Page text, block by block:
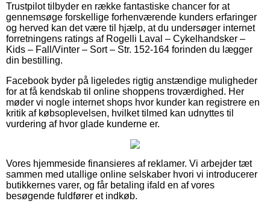
Trustpilot tilbyder en række fantastiske chancer for at
gennemsøge forskellige forhenværende kunders erfaringer
og herved kan det være til hjælp, at du undersøger internet
forretningens ratings af Rogelli Laval – Cykelhandsker –
Kids – Fall/Vinter – Sort – Str. 152-164 forinden du lægger
din bestilling.
Facebook byder på ligeledes rigtig anstændige muligheder
for at få kendskab til online shoppens troværdighed. Her
møder vi nogle internet shops hvor kunder kan registrere en
kritik af købsoplevelsen, hvilket tilmed kan udnyttes til
vurdering af hvor glade kunderne er.
Vores hjemmeside finansieres af reklamer. Vi arbejder tæt
sammen med utallige online selskaber hvori vi introducerer
butikkernes varer, og får betaling ifald en af vores
besøgende fuldfører et indkøb.